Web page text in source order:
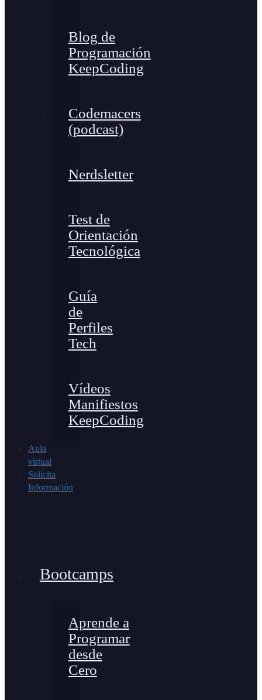
Blog de
Programación
KeepCoding
Codemacers
(podcast)
Nerdsletter
Test de
Orientación
Tecnológica
Guía
de
Perfiles
Tech
Vídeos
Manifiestos
KeepCoding
Aula
virtual
Solicita
Información
Bootcamps
Aprende a
Programar
desde
Cero